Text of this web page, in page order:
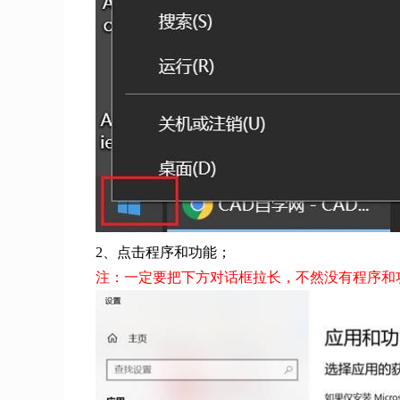
2、点击程序和功能；
注：一定要把下方对话框拉长，不然没有程序和